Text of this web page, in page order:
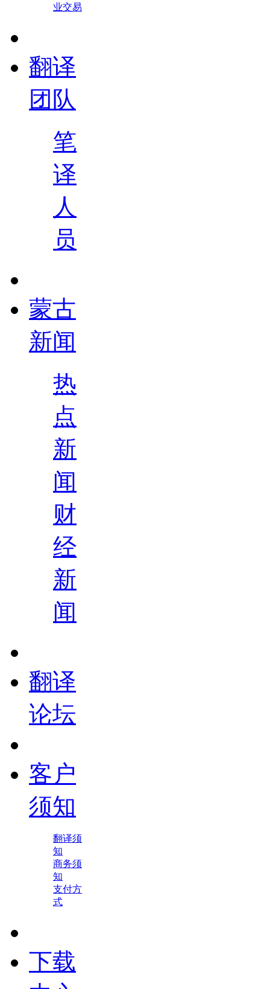
业交易
翻译
团队
笔
译
人
员
蒙古
新闻
热
点
新
闻
财
经
新
闻
翻译
论坛
客户
须知
翻译须
知
商务须
知
支付方
式
下载